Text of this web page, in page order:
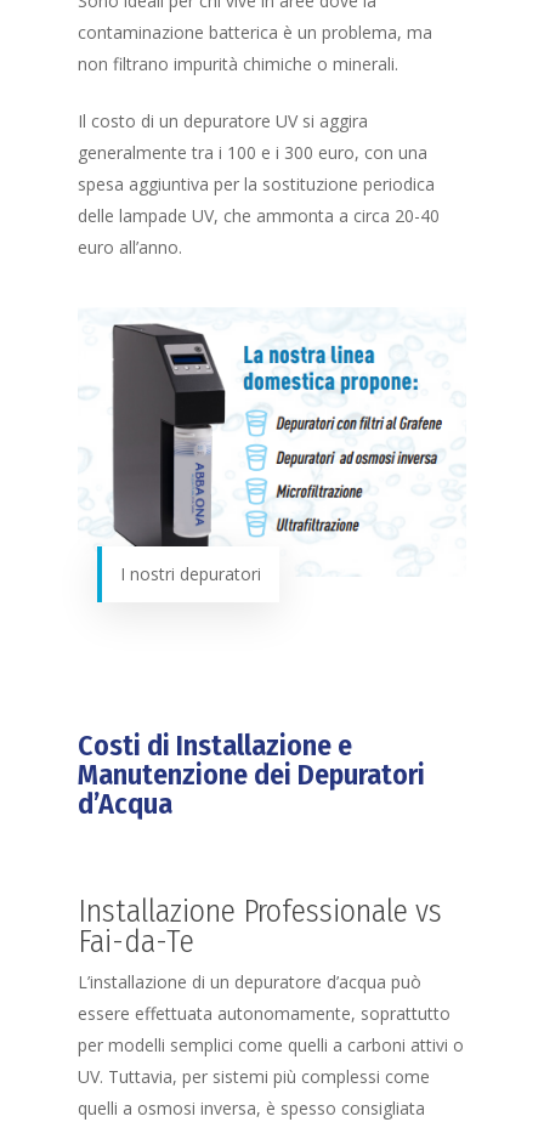
contaminazione batterica è un problema, ma
non filtrano impurità chimiche o minerali.
Il costo di un depuratore UV si aggira
generalmente tra i 100 e i 300 euro, con una
spesa aggiuntiva per la sostituzione periodica
delle lampade UV, che ammonta a circa 20-40
euro all’anno.
I nostri depuratori
Costi di Installazione e
Manutenzione dei Depuratori
d’Acqua
Installazione Professionale vs
Fai-da-Te
L’installazione di un depuratore d’acqua può
essere effettuata autonomamente, soprattutto
per modelli semplici come quelli a carboni attivi o
UV. Tuttavia, per sistemi più complessi come
quelli a osmosi inversa, è spesso consigliata